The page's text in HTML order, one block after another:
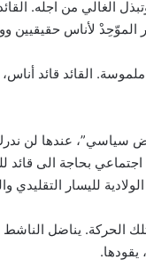
الغالي من اجله.
لأناس حقيقيين
القائد قائد
سياسي”، عندها لن
بحاجة الى قائد
لليسار
يناضل